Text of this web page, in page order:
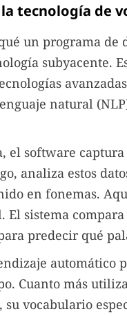
tecnología de
un programa de
subyacente.
natural
el software
analiza estos
en fonemas.
El sistema
predecir qué
automático
Cuanto más
su vocabulario